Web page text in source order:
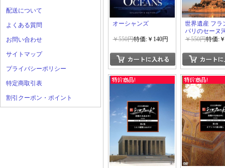
配送について
よくある質問
お問い合わせ
サイトマップ
プライバシーポリシー
特定商取引表
割引クーポン・ポイント
オーシャンズ
￥550円特価:￥140円
世界遺産 フラ
パリのセーヌ
ン?サン?ミッ
￥550円特価: